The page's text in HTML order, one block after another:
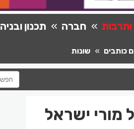
ותרבות חברה תכנון ובניה
כותבים שונות
ישראל